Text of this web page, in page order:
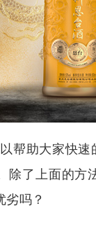
帮助大家快
除了上面的方
劣吗？